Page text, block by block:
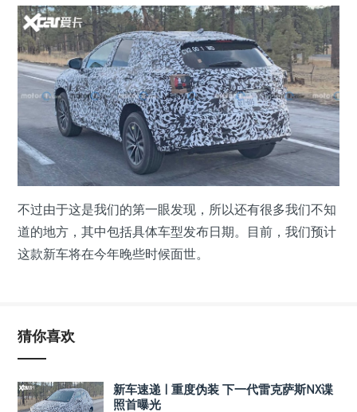
不过由于这是我们的第一眼发现，所以还有很多我们不知
道的地方，其中包括具体车型发布日期。目前，我们预计
这款新车将在今年晚些时候面世。
猜你喜欢
新车速递 | 重度伪装 下一代雷克萨斯NX谍
照首曝光